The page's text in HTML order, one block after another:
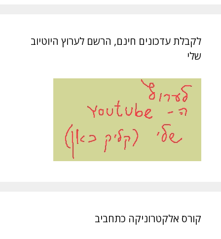
לקבלת עדכונים חינם, הרשם לערוץ היוטיוב
שלי
קורס אלקטרוניקה כתחביב